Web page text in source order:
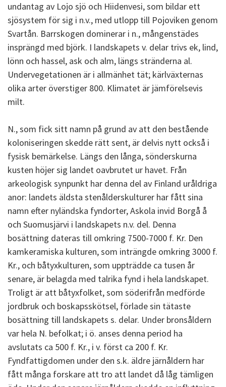
undantag av Lojo sjö och Hiidenvesi, som bildar ett
sjösystem för sig i n.v., med utlopp till Pojoviken genom
Svartån. Barrskogen dominerar i n., mångenstädes
insprängd med björk. I landskapets v. delar trivs ek, lind,
lönn och hassel, ask och alm, längs stränderna al.
Undervegetationen är i allmänhet tät; kärlväxternas
olika arter överstiger 800. Klimatet är jämförelsevis
milt.
N., som fick sitt namn på grund av att den bestående
koloniseringen skedde rätt sent, är delvis nytt också i
fysisk bemärkelse. Längs den långa, sönderskurna
kusten höjer sig landet oavbrutet ur havet. Från
arkeologisk synpunkt har denna del av Finland uråldriga
anor: landets äldsta stenålderskulturer har fått sina
namn efter nyländska fyndorter, Askola invid Borgå å
och Suomusjärvi i landskapets n.v. del. Denna
bosättning dateras till omkring 7500-7000 f. Kr. Den
kamkeramiska kulturen, som inträngde omkring 3000 f.
Kr., och båtyxkulturen, som uppträdde ca tusen år
senare, är belagda med talrika fynd i hela landskapet.
Troligt är att båtyxfolket, som söderifrån medförde
jordbruk och boskapsskötsel, förlade sin tätaste
bosättning till landskapets s. delar. Under bronsåldern
var hela N. befolkat; i ö. anses denna period ha
avslutats ca 500 f. Kr., i v. först ca 200 f. Kr.
Fyndfattigdomen under den s.k. äldre järnåldern har
fått många forskare att tro att landet då låg tämligen